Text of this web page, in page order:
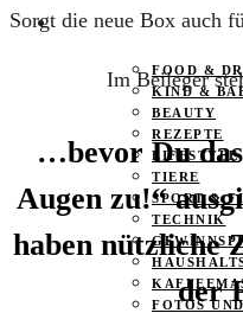
KATEGORIEN
FOOD &
KIND &
BEAUTY
REZEPTE
LIFESTYLE
TIERE
SPORT &
TECHNIK
FOTOS
Sorgt die neue Box auch
Im Beileger
…bevor Du
Augen zu!“
haben nützliche
der